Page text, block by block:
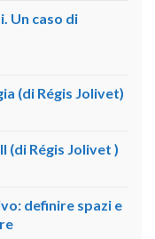
Un caso di
(di Régis Jolivet)
(di Régis Jolivet )
definire spazi e